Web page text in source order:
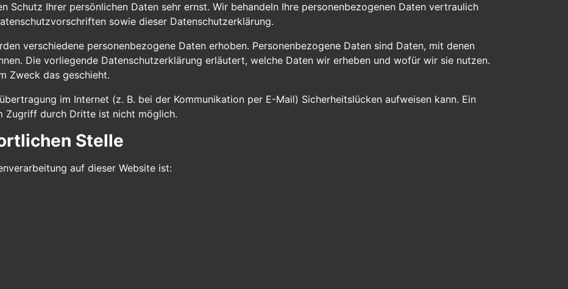
Schutz Ihrer persönlichen Daten sehr ernst. Wir behandeln Ihre personenbezogenen Daten vertraulich
sowie dieser Datenschutzerklärung.
verschiedene personenbezogene Daten erhoben. Personenbezogene Daten sind Daten, mit denen
Die vorliegende Datenschutzerklärung erläutert, welche Daten wir erheben und wofür wir sie nutzen.
Zweck das geschieht.
im Internet (z. B. bei der Kommunikation per E-Mail) Sicherheitslücken aufweisen kann. Ein
Zugriff durch Dritte ist nicht möglich.
Stelle
auf dieser Website ist: